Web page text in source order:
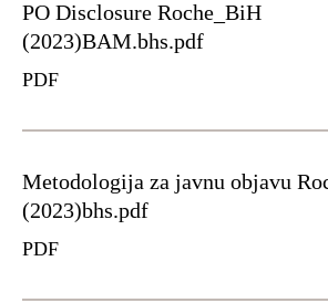
Download
PO Disclosure Roche_BiH
(2023)BAM.bhs.pdf
PDF
Download
Metodologija za javnu objavu
(2023)bhs.pdf
PDF